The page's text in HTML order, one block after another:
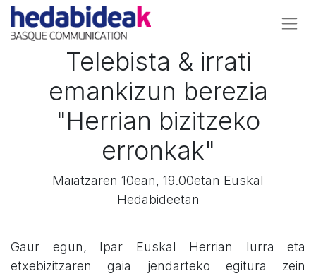
Telebista & irrati
emankizun berezia
"Herrian bizitzeko
erronkak"
Maiatzaren 10ean, 19.00etan Euskal
Hedabideetan
Gaur egun, Ipar Euskal Herrian lurra eta
etxebizitzaren gaia jendarteko egitura zein